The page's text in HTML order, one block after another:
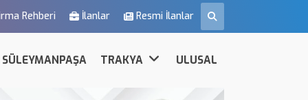
Rehberi İlanlar Resmi İlanlar
SÜLEYMANPAŞA TRAKYA ULUSAL